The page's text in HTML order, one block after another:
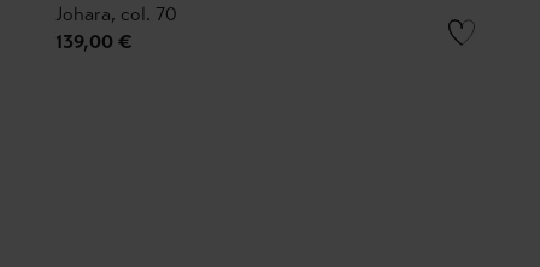
Johara, col. 70
139,00 €